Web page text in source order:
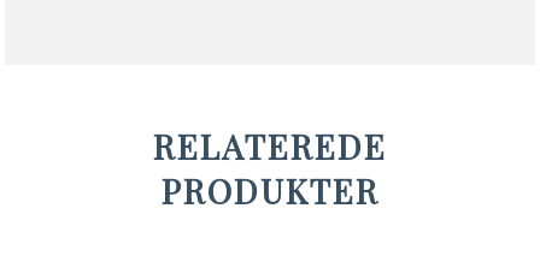
RELATEREDE
PRODUKTER